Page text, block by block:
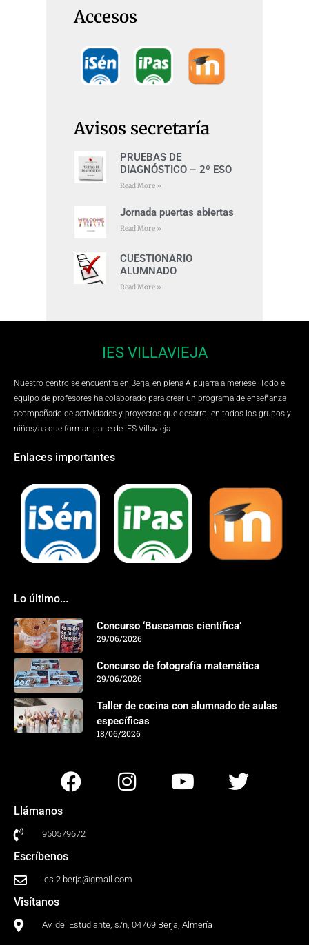
Accesos
Avisos secretaría
PRUEBAS DE
DIAGNÓSTICO – 2º ESO
Read More »
Jornada puertas abiertas
Read More »
CUESTIONARIO
ALUMNADO
Read More »
IES VILLAVIEJA
Nuestro centro se encuentra en Berja, en plena Alpujarra almeriese. Todo el
equipo de profesores ha colaborado para crear un programa de enseñanza
acompañado de actividades y proyectos que desarrollen todos los grupos y
niños/as que forman parte de IES Villavieja
Enlaces importantes
Lo último...
Concurso ‘Buscamos científica’
29/06/2026
Concurso de fotografía matemática
29/06/2026
Taller de cocina con alumnado de aulas
específicas
18/06/2026
Llámanos
950579672
Escríbenos
ies.2.berja@gmail.com
Visítanos
Av. del Estudiante, s/n, 04769 Berja, Almería